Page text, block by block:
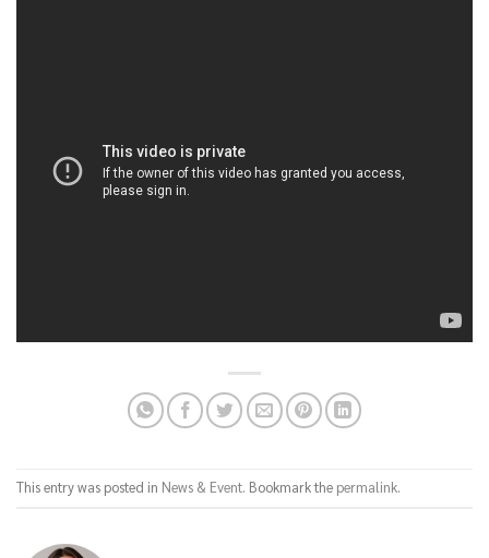
This entry was posted in News & Event. Bookmark the permalink.